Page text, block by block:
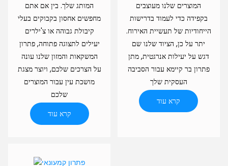
המותג שלך. בין אם אתם
מחפשים אחסון בקבוקים בעלי
קיבולת גבוהה או צ'ילרים
יעילים לתצוגה פתוחה, פתרון
המשקאות והמזון שלנו עונה
על הצרכים שלכם, ויוצר מצגת
מושכת עין עבור המוצרים
שלכם
קרא עוד
המוצרים שלנו מעוצבים
בקפידה כדי לעמוד בדרישות
הייחודיות של תעשיית האירוח.
יתר על כן, הציוד שלנו שם
דגש על יעילות אנרגטית, מתן
פתרון בר קיימא עבור הסביבה
העסקית שלך
קרא עוד